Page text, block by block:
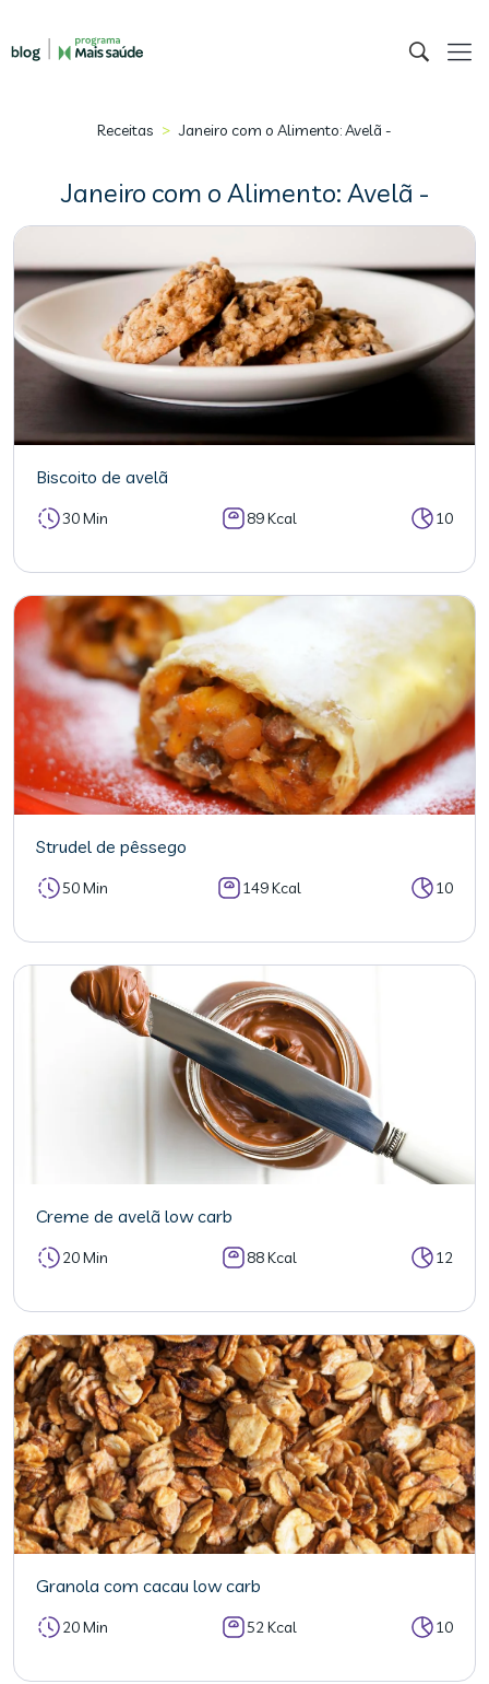
Receitas > Janeiro com o Alimento: Avelã -
Janeiro com o Alimento: Avelã -
Biscoito de avelã
30 Min 89 Kcal 10
Strudel de pêssego
50 Min 149 Kcal 10
Creme de avelã low carb
20 Min 88 Kcal 12
Granola com cacau low carb
20 Min 52 Kcal 10